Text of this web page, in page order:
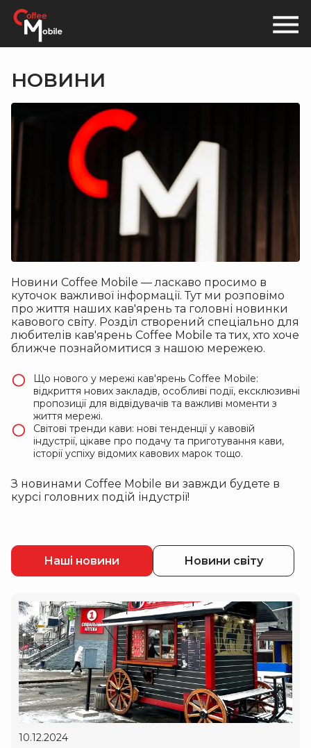
НОВИНИ
Новини Coffee Mobile — ласкаво просимо в
куточок важливої інформації. Тут ми розповімо
про життя наших кав'ярень та головні новинки
кавового світу. Розділ створений спеціально для
любителів кав'ярень Coffee Mobile та тих, хто хоче
ближче познайомитися з нашою мережею.
Що нового у мережі кав'ярень Coffee Mobile:
відкриття нових закладів, особливі події, ексклюзивні
пропозиції для відвідувачів та важливі моменти з
життя мережі.
Світові тренди кави: нові тенденції у кавовій
індустрії, цікаве про подачу та приготування кави,
історії успіху відомих кавових марок тощо.
З новинами Coffee Mobile ви завжди будете в
курсі головних подій індустрії!
Наші новини Новини світу
10.12.2024